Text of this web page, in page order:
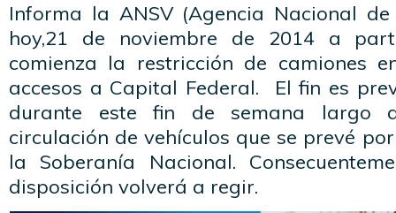
Informa la ANSV (Agencia Nacional
hoy,21 de noviembre de 2014 a
comienza la restricción de camiones
accesos a Capital Federal. El fin es
durante este fin de semana largo
circulación de vehículos que se prevé
la Soberanía Nacional.
disposición volverá a regir.